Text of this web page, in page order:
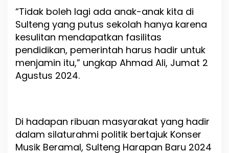
f
r
i
P
e
n
d
n
D
i
“Tidak boleh lagi ada anak-anak kita di
Sulteng yang putus sekolah hanya karena
kesulitan mendapatkan fasilitas
pendidikan, pemerintah harus hadir untuk
menjamin itu,” ungkap Ahmad Ali, Jumat 2
Agustus 2024.
Di hadapan ribuan masyarakat yang hadir
dalam silaturahmi politik bertajuk Konser
Musik Beramal, Sulteng Harapan Baru 2024